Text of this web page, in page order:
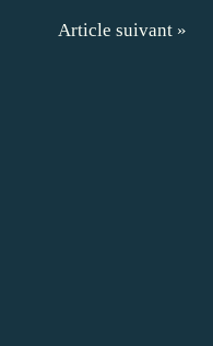
Article suivant »